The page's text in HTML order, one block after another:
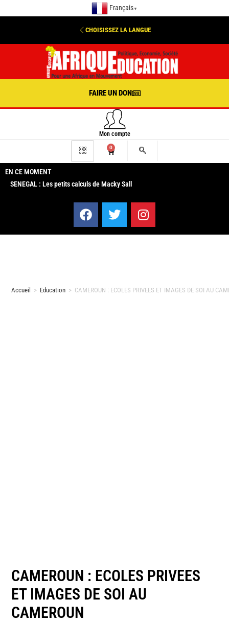
Français ▼
CHOISISSEZ LA LANGUE
FAIRE UN DON
Mon compte
0
EN CE MOMENT
SENEGAL : Les petits calculs de Macky Sall
Accueil > Education > CAMEROUN : ECOLES PRIVEES ET IMAGES DE SOI AU
CAMEROUN : ECOLES PRIVEES
ET IMAGES DE SOI AU
CAMEROUN